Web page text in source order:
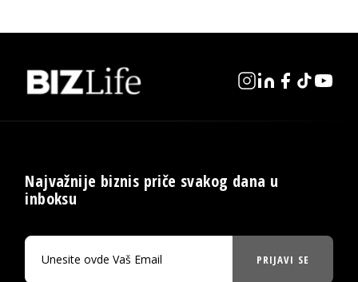
Najvažnije biznis priče svakog dana u
inboksu
PRIJAVI SE